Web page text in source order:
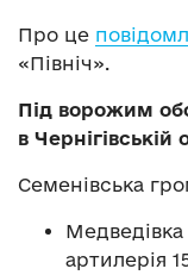
Про це
«Північ».
Під ворожим
в Чернігівській
Семенівська
артилерія